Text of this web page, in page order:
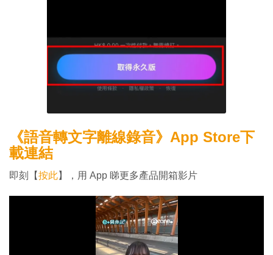
《語音轉文字離線錄音》App Store下
載連結
即刻【按此】，用 App 睇更多產品開箱影片